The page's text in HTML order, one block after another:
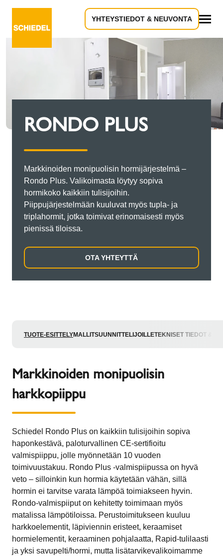
YHTEYSTIEDOT & NEUVONTA
RONDO PLUS
Markkinoiden monipuolisin hormijärjestelmä –
Rondo Plus. Valikoimasta löytyy sopiva
hormikoko kaikkiin tulisijoihin.
Piippujärjestelmään kuuluvat myös tupla- ja
triplahormit, jotka toimivat erinomaisesti myös
pienissä tiloissa.
OTA YHTEYTTÄ
TUOTE-ESITTELYMALLITSUUNNITTELIJOILLETEKNISET TIEDOT &
Markkinoiden monipuolisin
harkkopiippu
Schiedel Rondo Plus on kaikkiin tulisijoihin sopiva
haponkestävä, paloturvallinen CE-sertifioitu
valmispiippu, jolle myönnetään 10 vuoden
toimivuustakuu. Rondo Plus -valmispiipussa on hyvä
veto – silloinkin kun hormia käytetään vähän, sillä
hormin ei tarvitse varata lämpöä toimiakseen hyvin.
Rondo-valmispiiput on kehitetty toimimaan myös
matalissa lämpötiloissa. Perustoimitukseen kuuluu
harkkoelementit, läpiviennin eristeet, keraamiset
hormielementit, keraaminen pohjalaatta, Rapid-tulilaasti
ja yksi savupelti/hormi, mutta lisätarvikevalikoimamme